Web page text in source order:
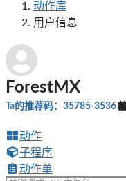
动作库
用户信息
ForestMX
Ta的推荐码：35785-3536
动作
子程序
动作单